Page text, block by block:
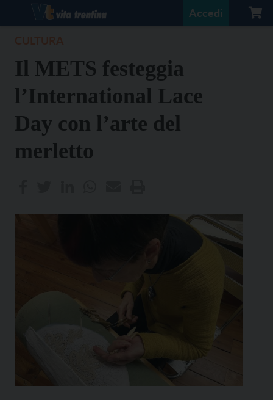
Accedi
Il METS festeggia
l’International Lace
Day con l’arte del
merletto